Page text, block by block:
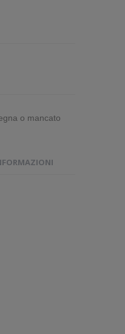
o mancato